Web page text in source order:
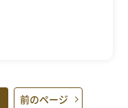
前のページ